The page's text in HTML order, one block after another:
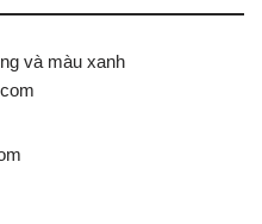
và màu xanh